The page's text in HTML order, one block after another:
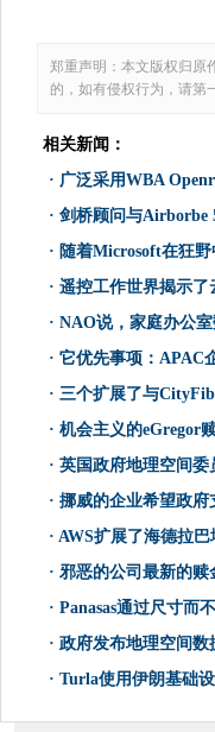
郑重声明：本文版权归原
的，如有侵权行为，请第
相关新闻：
· 广泛采用WBA
· 剑桥顾问与Airborbe
· 随着Microsoft在狂
· 遥控工作世界揭示了
· NAO说，家庭办公
· 它优先事项：APAC
· 三个扩展了与
· 机会主义的eGregor
· 英国政府地理空间
· 挪威的企业希望政府
· AWS扩展了海德拉
· 邪恶的公司最新的
· Panasas通过尺寸而
· 政府发布地理空间
· Turla使用伊朗基础